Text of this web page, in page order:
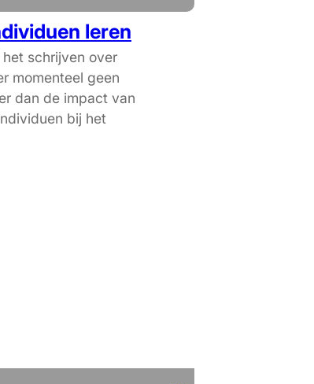
leren
schrijven over
momenteel geen
dan de impact van
bij het